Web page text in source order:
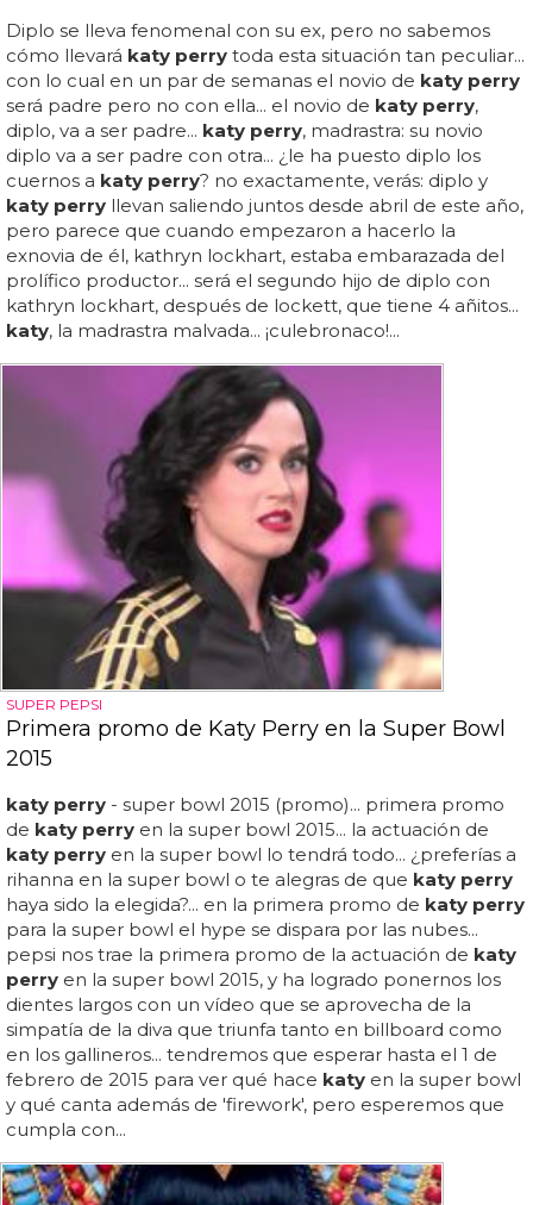
Diplo se lleva fenomenal con su ex, pero no sabemos
cómo llevará katy perry toda esta situación tan peculiar...
con lo cual en un par de semanas el novio de katy perry
será padre pero no con ella... el novio de katy perry,
diplo, va a ser padre... katy perry, madrastra: su novio
diplo va a ser padre con otra... ¿le ha puesto diplo los
cuernos a katy perry? no exactamente, verás: diplo y
katy perry llevan saliendo juntos desde abril de este año,
pero parece que cuando empezaron a hacerlo la
exnovia de él, kathryn lockhart, estaba embarazada del
prolífico productor... será el segundo hijo de diplo con
kathryn lockhart, después de lockett, que tiene 4 añitos...
katy, la madrastra malvada... ¡culebronaco!...
SUPER PEPSI
Primera promo de Katy Perry en la Super Bowl
2015
katy perry - super bowl 2015 (promo)... primera promo
de katy perry en la super bowl 2015... la actuación de
katy perry en la super bowl lo tendrá todo... ¿preferías a
rihanna en la super bowl o te alegras de que katy perry
haya sido la elegida?... en la primera promo de katy perry
para la super bowl el hype se dispara por las nubes...
pepsi nos trae la primera promo de la actuación de katy
perry en la super bowl 2015, y ha logrado ponernos los
dientes largos con un vídeo que se aprovecha de la
simpatía de la diva que triunfa tanto en billboard como
en los gallineros... tendremos que esperar hasta el 1 de
febrero de 2015 para ver qué hace katy en la super bowl
y qué canta además de 'firework', pero esperemos que
cumpla con...